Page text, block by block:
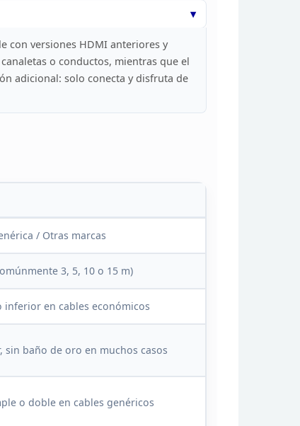
con versiones HDMI anteriores y
o conductos, mientras que el
adicional: solo conecta y disfruta de
/ Otras marcas
3, 5, 10 o 15 m)
inferior en cables económicos
sin baño de oro en muchos casos
o doble en cables genéricos